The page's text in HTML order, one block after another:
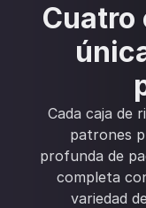
Cuatro
Cada caja de
patrones
profunda de
completa
variedad